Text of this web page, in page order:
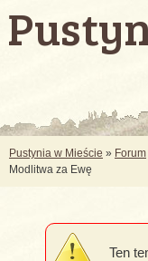
Pustynia w Mieście » Forum
Modlitwa za Ewę
Ten